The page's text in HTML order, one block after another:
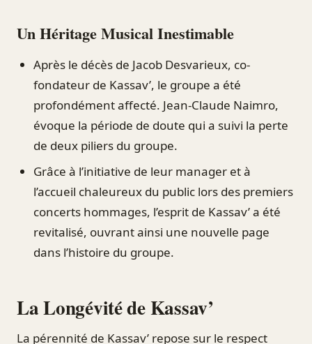
Un Héritage Musical Inestimable
Après le décès de Jacob Desvarieux, co-
fondateur de Kassav’, le groupe a été
profondément affecté. Jean-Claude Naimro,
évoque la période de doute qui a suivi la perte
de deux piliers du groupe.
Grâce à l’initiative de leur manager et à
l’accueil chaleureux du public lors des premiers
concerts hommages, l’esprit de Kassav’ a été
revitalisé, ouvrant ainsi une nouvelle page
dans l’histoire du groupe.
La Longévité de Kassav’
La pérennité de Kassav’ repose sur le respect